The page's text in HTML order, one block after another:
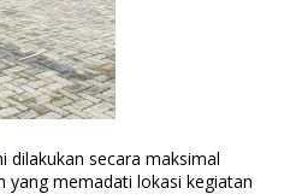
dilakukan secara maksimal
yang memadati lokasi kegiatan